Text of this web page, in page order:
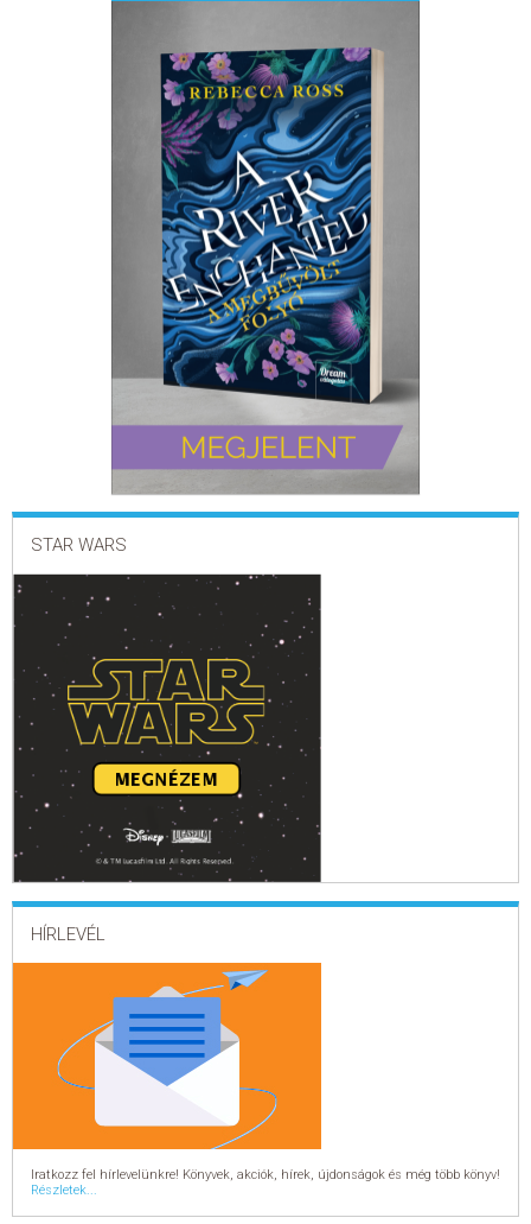
STAR WARS
HÍRLEVÉL
Iratkozz fel hírlevelünkre! Könyvek, akciók, hírek, újdonságok és még több könyv!
Részletek...
ADATKEZELÉSI ÉS ADATVÉDELMI SZABÁLYZAT